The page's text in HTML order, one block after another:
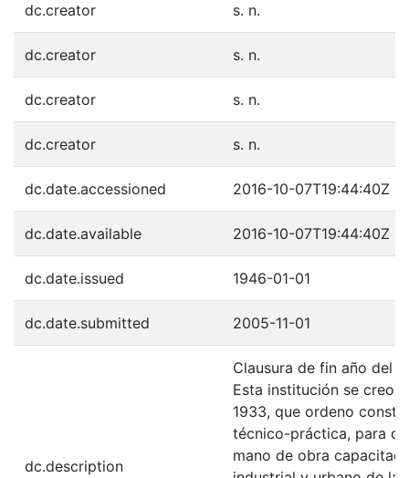
dc.creator s. n.
dc.creator s. n.
dc.creator s. n.
dc.creator s. n.
dc.date.accessioned 2016-10-07T19:44:40Z
dc.date.available 2016-10-07T19:44:40Z
dc.date.issued 1946-01-01
dc.date.submitted 2005-11-01
dc.description
Clausura de fin año del
Esta institución se creo
1933, que ordeno
técnico-práctica, para
mano de obra